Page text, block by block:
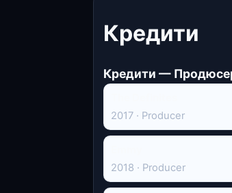
Кредити
Кредити —
2017 · Producer
2018 · Producer